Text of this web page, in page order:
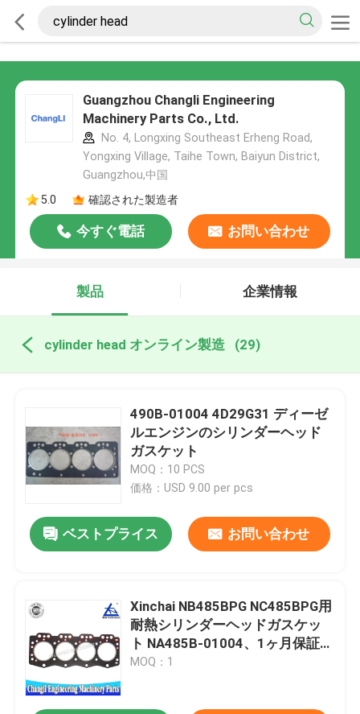
Guangzhou Changli Engineering
Machinery Parts Co., Ltd.
No. 4, Longxing Southeast Erheng Road,
Yongxing Village, Taihe Town, Baiyun District,
Guangzhou,中国
5.0
確認された製造者
今すぐ電話 お問い合わせ
製品 企業情報
cylinder head オンライン製造 (29)
490B-01004 4D29G31 ディーゼ
ルエンジンのシリンダーヘッド
ガスケット
MOQ：10 PCS
価格：USD 9.00 per pcs
ベストプライス お問い合わせ
Xinchai NB485BPG NC485BPG用
耐熱シリンダーヘッドガスケッ
ト NA485B-01004、1ヶ月保証付
き
MOQ：1